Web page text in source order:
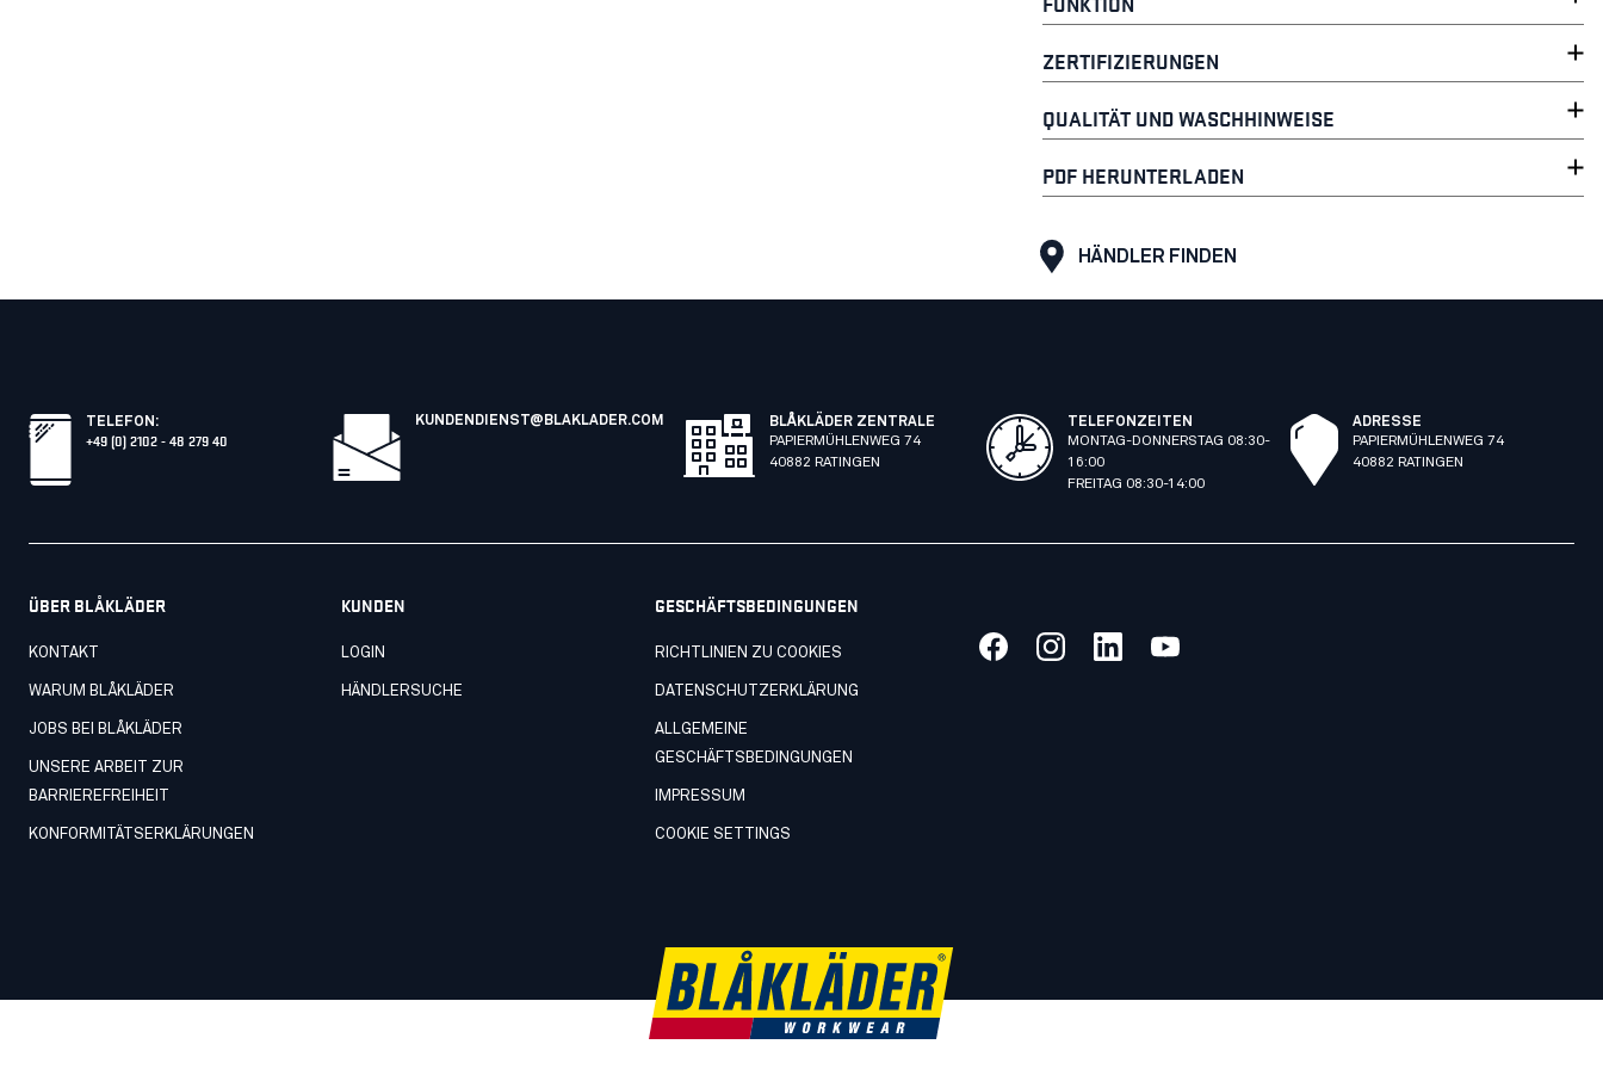
ZERTIFIZIERUNGEN
QUALITÄT UND WASCHHINWEISE
PDF HERUNTERLADEN
HÄNDLER FINDEN
TELEFON :
+49 (0) 2102 - 48 279 40
KUNDENDIENST@BLAKLADER.COM
BLÅKLÄDER ZENTRALE
PAPIERMÜHLENWEG 74
40882 RATINGEN
TELEFONZEITEN
MONTAG-DONNERSTAG 08:30-
16:00
FREITAG 08:30-14:00
ADRESSE
PAPIERMÜHLENWEG 74
40882 RATINGEN
ÜBER BLÅKLÄDER
KONTAKT
WARUM BLÅKLÄDER
JOBS BEI BLÅKLÄDER
UNSERE ARBEIT ZUR
BARRIEREFREIHEIT
KONFORMITÄTSERKLÄRUNGEN
KUNDEN
LOGIN
HÄNDLERSUCHE
GESCHÄFTSBEDINGUNGEN
RICHTLINIEN ZU COOKIES
DATENSCHUTZERKLÄRUNG
ALLGEMEINE
GESCHÄFTSBEDINGUNGEN
IMPRESSUM
COOKIE SETTINGS